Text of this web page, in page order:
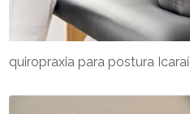
quiropraxia para postura Icaraí